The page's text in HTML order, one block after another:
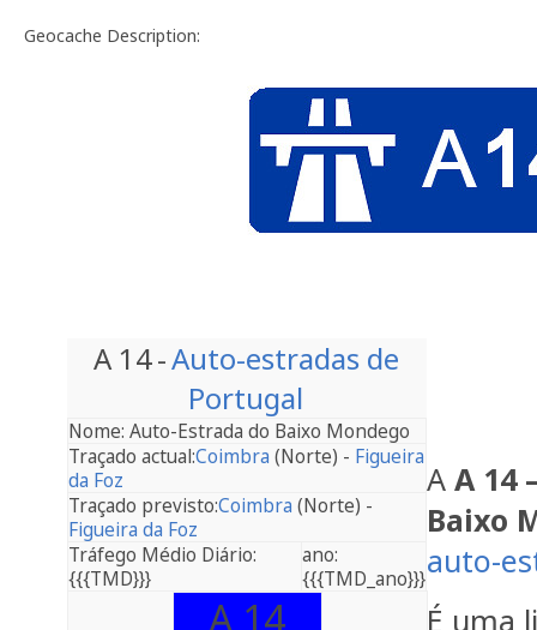
Geocache Description:
A 14-Auto-estradas de
Portugal
Nome: Auto-Estrada do Baixo Mondego
Traçado actual:Coimbra (Norte) - Figueira
da Foz
Traçado previsto:Coimbra (Norte) -
Figueira da Foz
Tráfego Médio Diário:
{{{TMD}}}
ano:
{{{TMD_ano}}}
A 14
A A 14
Baixo
auto-
É uma